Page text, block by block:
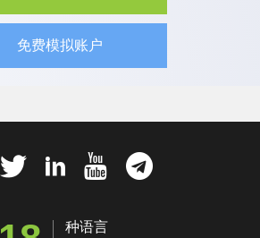
免费模拟账户
种语言